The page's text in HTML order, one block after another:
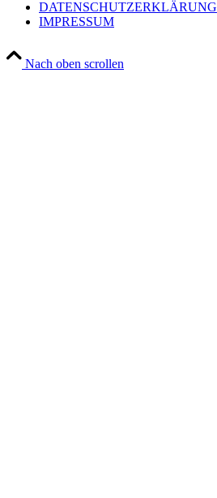
DATENSCHUTZERKLÄRUNG
IMPRESSUM
Nach oben scrollen